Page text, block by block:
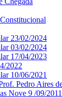
23/02/2024
03/02/2024
17/04/2023
2022
10/06/2021
Pedro Aires
Nove 9 /09/2011